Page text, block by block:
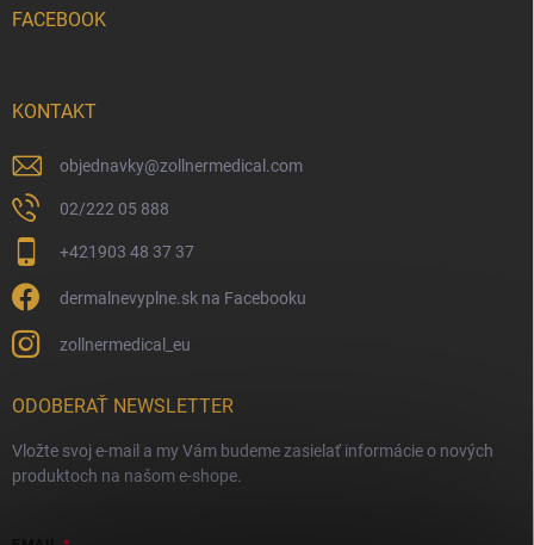
FACEBOOK
KONTAKT
objednavky@zollnermedical.com
02/222 05 888
+421903 48 37 37
dermalnevyplne.sk na Facebooku
zollnermedical_eu
ODOBERAŤ NEWSLETTER
Vložte svoj e-mail a my Vám budeme zasielať informácie o nových
produktoch na našom e-shope.